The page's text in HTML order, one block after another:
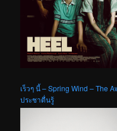
เร็วๆ นี้ – Spring Wind – The
ประชาตื่นรู้